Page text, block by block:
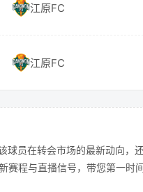
江原FC
江原FC
球员在转会市场的最新动向，
程与直播信号，带您第一时